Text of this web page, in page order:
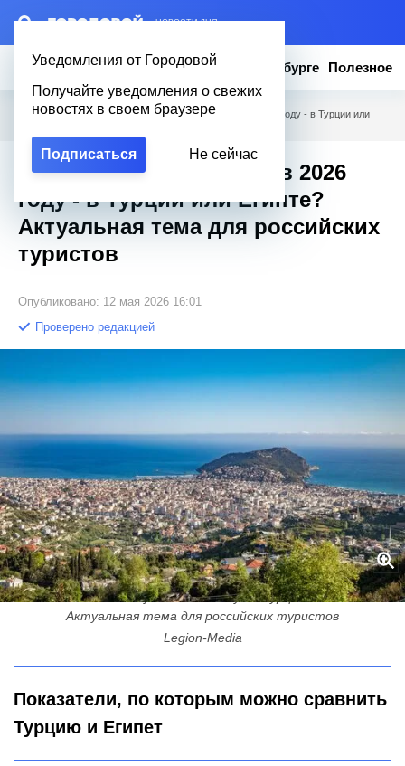
– НОВОСТИ ДНЯ
Уведомления от Городовой
Получайте уведомления о свежих
новостях в своем браузере
Подписаться Не сейчас
Новости Эксклюзив Вопросы о Петербурге Полезное
Городовой Полезное / Где дешевле отдохнуть в 2026 году - в Турции или
Где дешевле отдохнуть в 2026
году - в Турции или Египте?
Актуальная тема для российских
туристов
Опубликовано: 12 мая 2026 16:01
Проверено редакцией
Где дешевле отдохнуть в 2026 году - в Турции или Египте?
Актуальная тема для российских туристов
Legion-Media
Показатели, по которым можно сравнить
Турцию и Египет